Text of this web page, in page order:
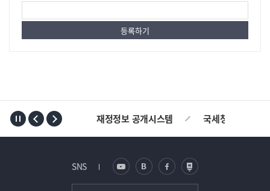
재정정보 공개시스템 국세청
SNS